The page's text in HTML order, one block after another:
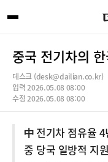
중국 전기차의
데스크 (desk@dailian.co.kr)
입력 2026.05.08 08:00
수정 2026.05.08 08:00
中 전기차 점유율
중 당국 일방적 지